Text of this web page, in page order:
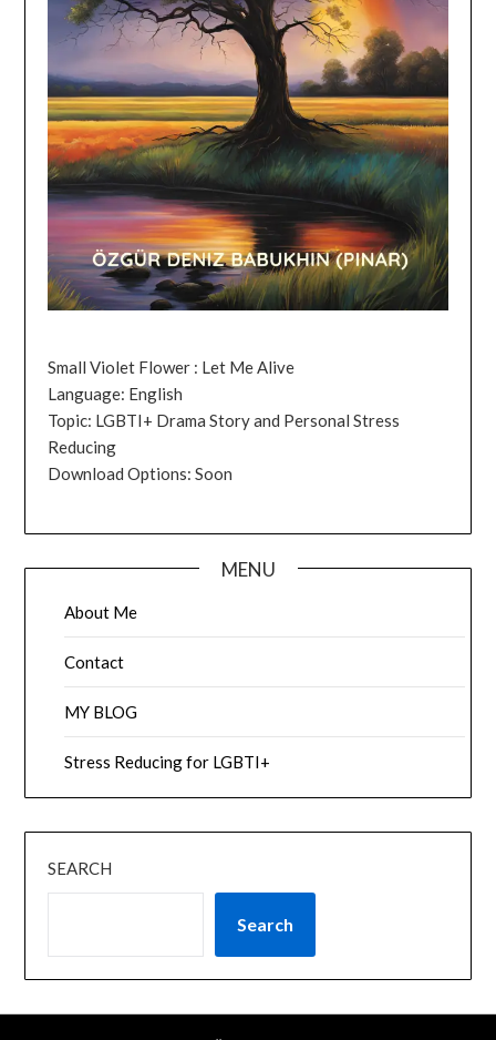
Small Violet Flower : Let Me Alive
Language: English
Topic: LGBTI+ Drama Story and Personal Stress
Reducing
Download Options: Soon
MENU
About Me
Contact
MY BLOG
Stress Reducing for LGBTI+
SEARCH
Search